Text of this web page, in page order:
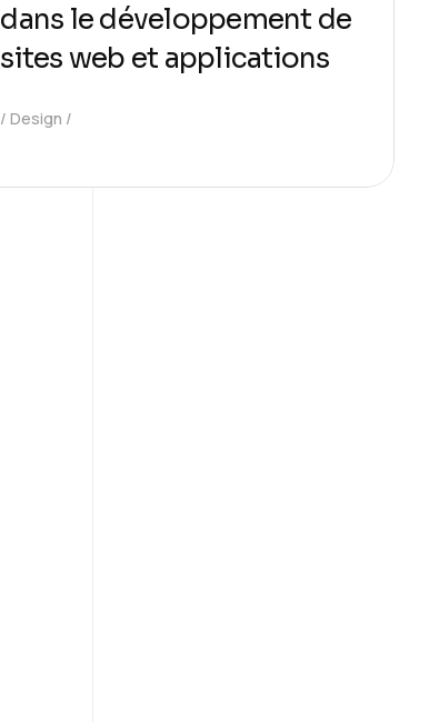
dans le développement de
sites web et applications
Design